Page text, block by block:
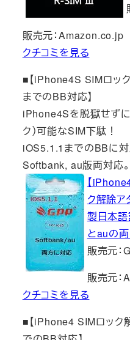
販売元：Amazon.co.jp
クチコミを見る
■【iPhone4S SIMロッ
までのBB対応】
iPhone4Sを脱獄せずに
ク）可能なSIM下駄！
iOS5.1.1までのBBに対
Softbank, au版両対応。
【
ク解除ア
製日本語
とauの両
販売元：
販売元
クチコミを見る
■【iPhone4 SIMロッ